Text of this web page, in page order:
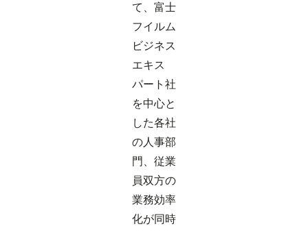
て、富士
フイルム
ビジネス
エキス
パート社
を中心と
した各社
の人事部
門、従業
員双方の
業務効率
化が同時